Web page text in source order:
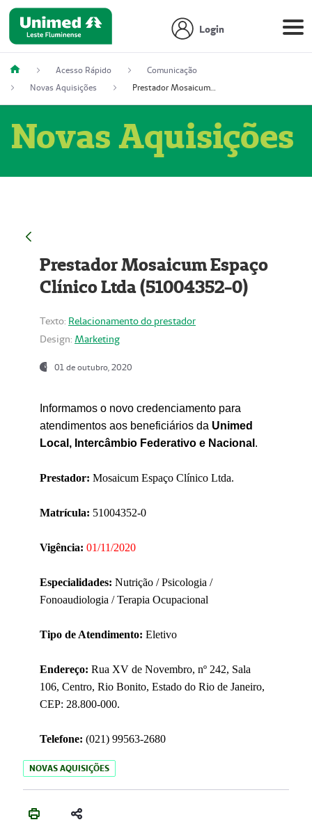
Login
Acesso Rápido
Comunicação
Novas Aquisições
Prestador Mosaicum Espaço Clínico Ltda (51004352-0)
Novas Aquisições
Prestador Mosaicum Espaço
Clínico Ltda (51004352-0)
Texto: Relacionamento do prestador
Design: Marketing
01 de outubro, 2020
Informamos o novo credenciamento para
atendimentos aos beneficiários da Unimed
Local, Intercâmbio Federativo e Nacional .
Prestador: Mosaicum Espaço Clínico Ltda.
Matrícula: 51004352-0
Vigência: 01/11/2020
Especialidades: Nutrição / Psicologia /
Fonoaudiologia / Terapia Ocupacional
Tipo de Atendimento: Eletivo
Endereço: Rua XV de Novembro, nº 242, Sala
106, Centro, Rio Bonito, Estado do Rio de Janeiro,
CEP: 28.800-000.
Telefone: (021) 99563-2680
NOVAS AQUISIÇÕES